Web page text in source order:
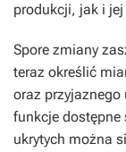
produkcji, jak i
Spore zmiany
teraz określić
oraz
funkcje dostępne
ukrytych można